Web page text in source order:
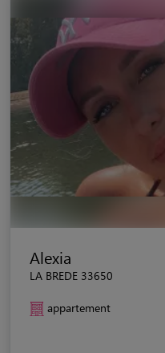
Alexia
LA BREDE 33650
appartement